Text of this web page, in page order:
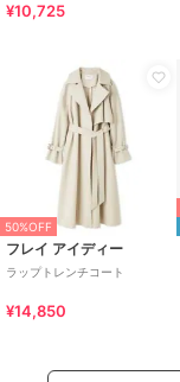
¥10,725
50%OFF
フレイ アイディー
ラップトレンチコート
¥14,850